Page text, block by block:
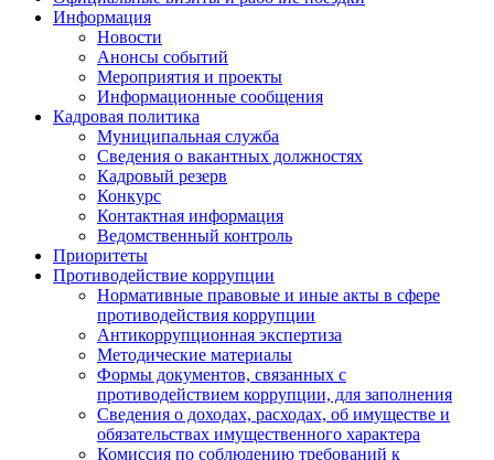
Информация
Новости
Анонсы событий
Мероприятия и проекты
Информационные сообщения
Кадровая политика
Муниципальная служба
Сведения о вакантных должностях
Кадровый резерв
Конкурс
Контактная информация
Ведомственный контроль
Приоритеты
Противодействие коррупции
Нормативные правовые и иные акты в сфере
противодействия коррупции
Антикоррупционная экспертиза
Методические материалы
Формы документов, связанных с
противодействием коррупции, для заполнения
Сведения о доходах, расходах, об имуществе и
обязательствах имущественного характера
Комиссия по соблюдению требований к